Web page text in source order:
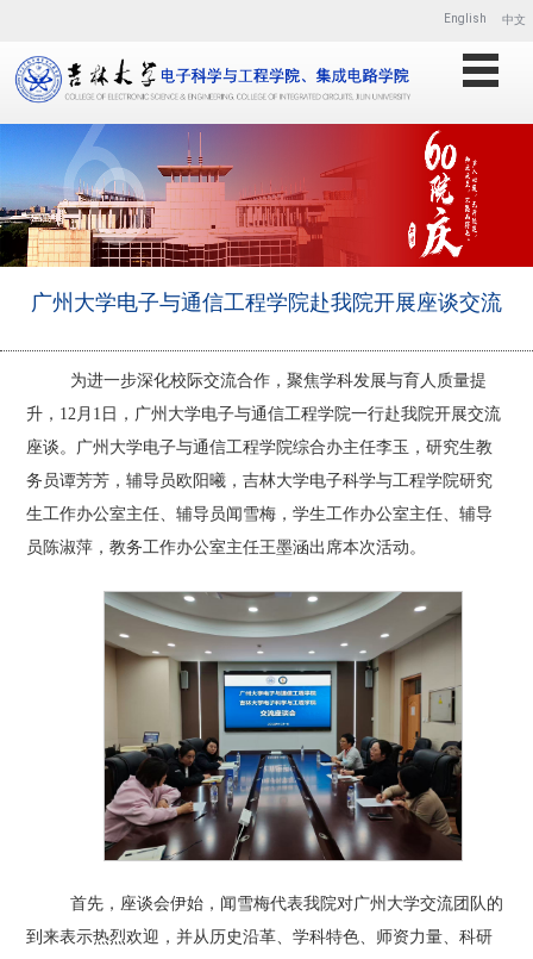
English 中文
广州大学电子与通信工程学院赴我院开展座谈交流
为进一步深化校际交流合作，聚焦学科发展与育人质量提
升， 12 月 1 日， 广州大学电子与通信工程学院一行赴我院开展交流
座谈。
广州大学电子与通信工程学院综合办主任李玉，研究生教
务员谭芳芳，辅导员欧阳曦 ，吉林大学电子科学与工程学院研究
生工作办公室主任、辅导员闻雪梅，学生工作办公室主任、辅导
员陈淑萍，教务工作办公室主任王墨涵出席本次活动。
首先 ， 座谈会伊始，闻雪梅代表我院对广州大学交流团队的
到来表示热烈欢迎，并从历史沿革、学科特色、师资力量、科研